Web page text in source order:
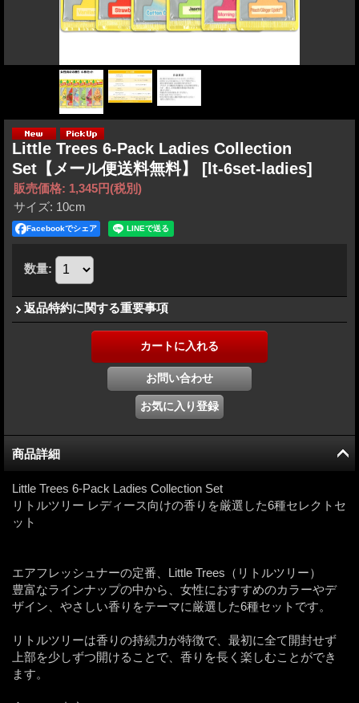
Little Trees 6-Pack Ladies Collection
Set【メール便送料無料】
[lt-6set-ladies]
販売価格: 1,345円(税別)
サイズ: 10cm
Facebookでシェア
数量:
返品特約に関する重要事項
商品詳細
Little Trees 6-Pack Ladies Collection Set
リトルツリー レディース向けの香りを厳選した6種セレクトセ
ット
エアフレッシュナーの定番、Little Trees（リトルツリー）
豊富なラインナップの中から、女性におすすめのカラーやデ
ザイン、やさしい香りをテーマに厳選した6種セットです。
リトルツリーは香りの持続力が特徴で、最初に全て開封せず
上部を少しずつ開けることで、香りを長く楽しむことができ
ます。